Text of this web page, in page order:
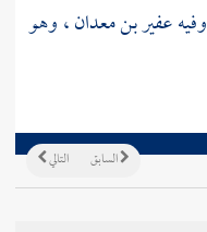
وفيهعفير بن معدان، وهو
التالي السابق